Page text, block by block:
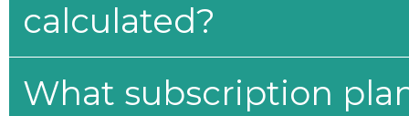
calculated?
What subscription